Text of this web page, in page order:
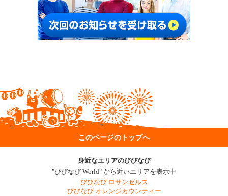
このページのトップへ
身近なエリアのびびなび
"びびなび World" から近いエリアを表示中
びびなび ロサンゼルス
びびなび オレンジカウンティー